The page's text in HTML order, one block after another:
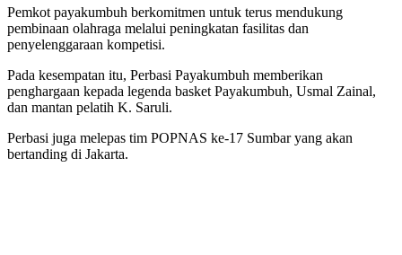
Pemkot payakumbuh berkomitmen untuk terus mendukung
pembinaan olahraga melalui peningkatan fasilitas dan
penyelenggaraan kompetisi.
Pada kesempatan itu, Perbasi Payakumbuh memberikan
penghargaan kepada legenda basket Payakumbuh, Usmal Zainal,
dan mantan pelatih K. Saruli.
Perbasi juga melepas tim POPNAS ke-17 Sumbar yang akan
bertanding di Jakarta.